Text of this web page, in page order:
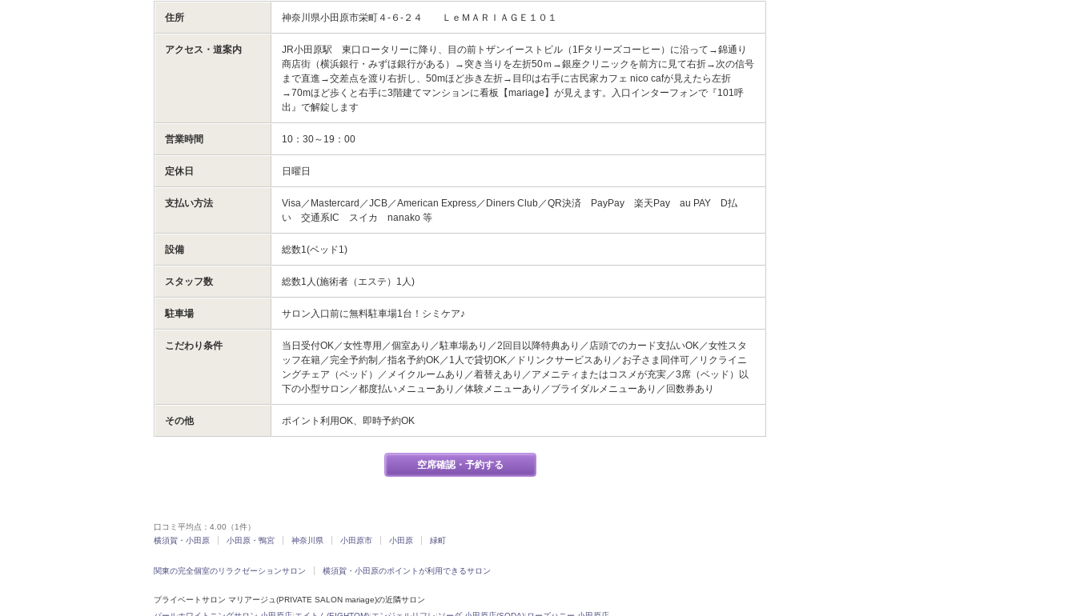
住所 神奈川県小田原市栄町４-６-２４ ＬｅＭＡＲＩＡＧＥ１０１
アクセス・道案内
JR小田原駅 東口ロータリーに降り、目の前トザンイーストビル（1Fタリーズコーヒー）に沿って→錦通り
商店街（横浜銀行・みずほ銀行がある）→突き当りを左折50ｍ→銀座クリニックを前方に見て右折→次の信号
まで直進→交差点を渡り右折し、50mほど歩き左折→目印は右手に古民家カフェ nico cafが見えたら左折
→70mほど歩くと右手に3階建てマンションに看板【mariage】が見えます。入口インターフォンで『101呼
出』で解錠します
営業時間 10：30～19：00
定休日 日曜日
支払い方法
Visa／Mastercard／JCB／American Express／Diners Club／QR決済 PayPay 楽天Pay au PAY D払
い 交通系IC スイカ nanako 等
設備 総数1(ベッド1)
スタッフ数 総数1人(施術者（エステ）1人)
駐車場 サロン入口前に無料駐車場1台！シミケア♪
こだわり条件
当日受付OK／女性専用／個室あり／駐車場あり／2回目以降特典あり／店頭でのカード支払いOK／女性スタ
ッフ在籍／完全予約制／指名予約OK／1人で貸切OK／ドリンクサービスあり／お子さま同伴可／リクライニ
ングチェア（ベッド）／メイクルームあり／着替えあり／アメニティまたはコスメが充実／3席（ベッド）以
下の小型サロン／都度払いメニューあり／体験メニューあり／ブライダルメニューあり／回数券あり
その他 ポイント利用OK、即時予約OK
空席確認・予約する
口コミ平均点： 4.00 （1件）
横須賀・小田原 小田原・鴨宮 神奈川県 小田原市 小田原 緑町
関東の完全個室のリラクゼーションサロン 横須賀・小田原のポイントが利用できるサロン
プライベートサロン マリアージュ(PRIVATE SALON mariage)の近隣サロン